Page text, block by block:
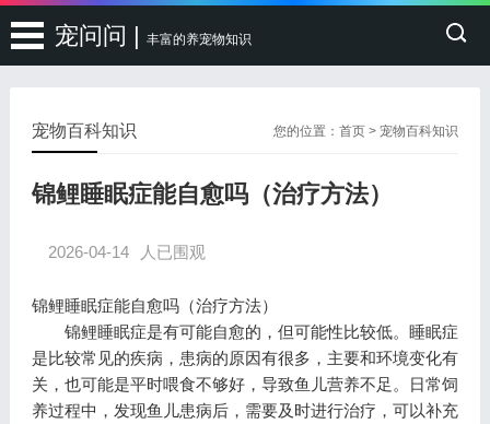
宠问问 | 丰富的养宠物知识
您的位置：首页 >宠物百科知识
宠物百科知识
锦鲤睡眠症能自愈吗（治疗方法）
2026-04-14 人已围观
锦鲤睡眠症能自愈吗（治疗方法）
锦鲤睡眠症是有可能自愈的，但可能性比较低。睡眠症
是比较常见的疾病，患病的原因有很多，主要和环境变化有
关，也可能是平时喂食不够好，导致鱼儿营养不足。日常饲
养过程中，发现鱼儿患病后，需要及时进行治疗，可以补充